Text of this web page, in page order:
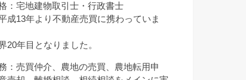
：宅地建物取引士・行政書士
成13年より不動産売買に携わっていま
20年目となりました。
：売買仲介、農地の売買、農地転用申